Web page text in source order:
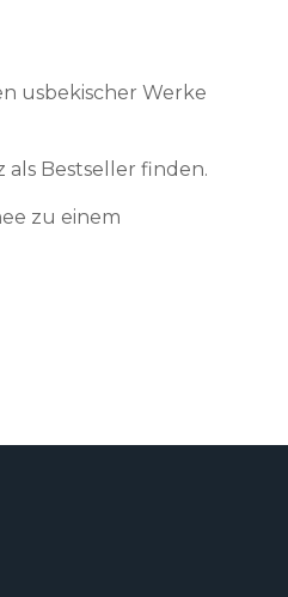
usbekischer Werke
Bestseller finden.
zu einem